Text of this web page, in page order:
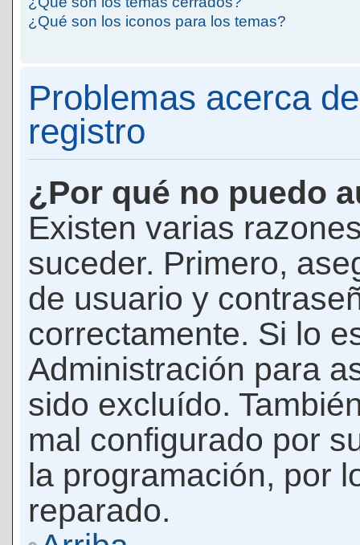
¿Qué son los iconos para los temas?
Problemas acerca
registro
¿Por qué no puedo
Existen varias
suceder. Primero,
de usuario y
correctamente. Si lo
Administración para
sido excluído.
mal configurado por
la programación, por
reparado.